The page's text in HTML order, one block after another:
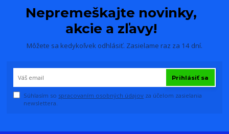
Nepremeškajte novinky,
akcie a zľavy!
Môžete sa kedykoľvek odhlásiť. Zasielame raz za 14 dní.
Prihlásiť sa
Súhlasím so spracovaním osobných údajov za účelom zasielania
newslettera.